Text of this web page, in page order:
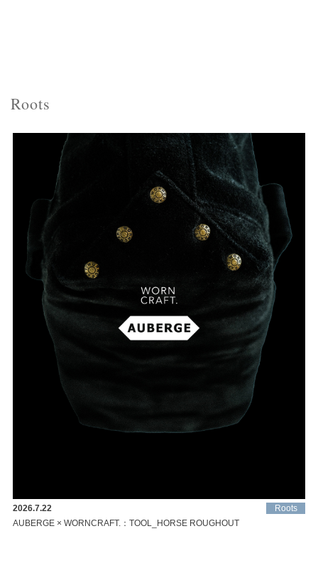
Roots
Roots
2026.7.22
AUBERGE × WORNCRAFT.：TOOL_HORSE ROUGHOUT